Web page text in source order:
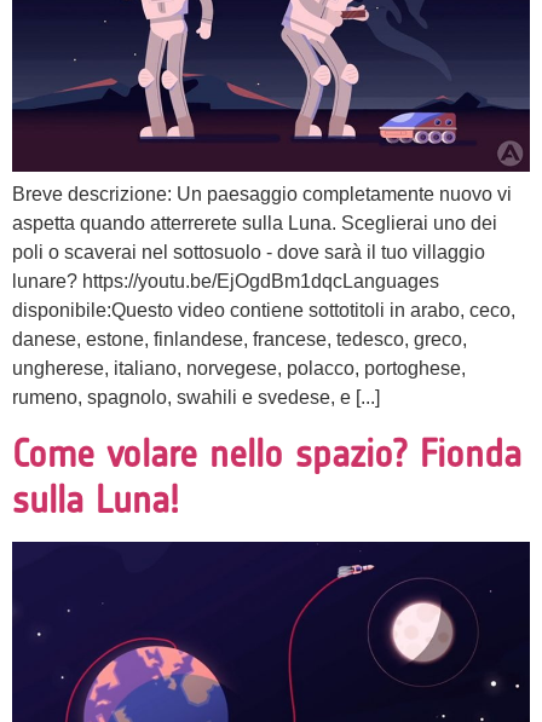
Breve descrizione: Un paesaggio completamente nuovo vi
aspetta quando atterrerete sulla Luna. Sceglierai uno dei
poli o scaverai nel sottosuolo - dove sarà il tuo villaggio
lunare? https://youtu.be/EjOgdBm1dqcLanguages
disponibile:Questo video contiene sottotitoli in arabo, ceco,
danese, estone, finlandese, francese, tedesco, greco,
ungherese, italiano, norvegese, polacco, portoghese,
rumeno, spagnolo, swahili e svedese, e [...]
Come volare nello spazio? Fionda
sulla Luna!